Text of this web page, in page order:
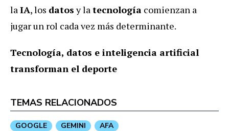
laIA, los datosy latecnología comienzan a
jugar un rol cada vez más determinante.
Tecnología, datos e inteligencia artificial
transforman el deporte
TEMAS RELACIONADOS
GOOGLE GEMINI AFA